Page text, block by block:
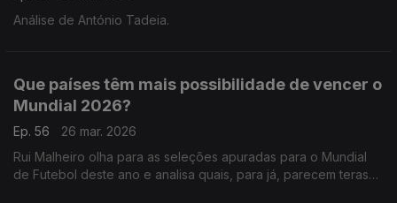
Análise de António Tadeia.
Que países têm mais possibilidade de vencer o
Mundial 2026?
Ep. 56
26 mar. 2026
Rui Malheiro olha para as seleções apuradas para o Mundial
de Futebol deste ano e analisa quais, para já, parecem teras